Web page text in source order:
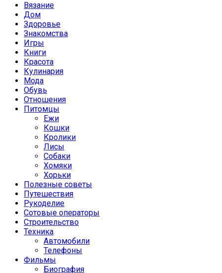
Вязание
Дом
Здоровье
Знакомства
Игры
Книги
Красота
Кулинария
Мода
Обувь
Отношения
Питомцы
Ежи
Кошки
Кролики
Лисы
Собаки
Хомяки
Хорьки
Полезные советы
Путешествия
Рукоделие
Сотовые операторы
Строительство
Техника
Автомобили
Телефоны
Фильмы
Биография